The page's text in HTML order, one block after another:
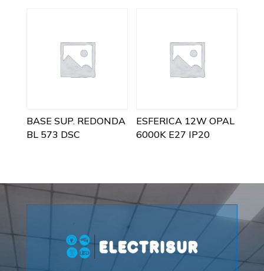
BASE SUP. REDONDA
BL 573 DSC
ESFERICA 12W OPAL
6000K E27 IP20